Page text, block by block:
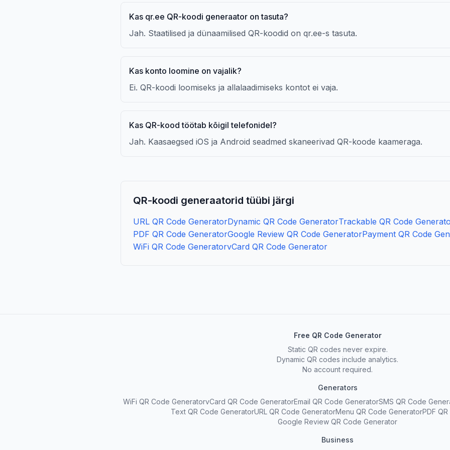
Kas qr.ee QR-koodi generaator on tasuta?
Jah. Staatilised ja dünaamilised QR-koodid on qr.ee-s tasuta.
Kas konto loomine on vajalik?
Ei. QR-koodi loomiseks ja allalaadimiseks kontot ei vaja.
Kas QR-kood töötab kõigil telefonidel?
Jah. Kaasaegsed iOS ja Android seadmed skaneerivad QR-koode kaameraga.
QR-koodi generaatorid tüübi järgi
URL QR Code GeneratorDynamic QR Code GeneratorTrackable QR Code
PDF QR Code GeneratorGoogle Review QR Code GeneratorPayment QR Code
WiFi QR Code GeneratorvCard QR Code Generator
Free QR Code Generator
Static QR codes never expire.
Dynamic QR codes include analytics.
No account required.
Generators
WiFi QR Code GeneratorvCard QR Code GeneratorEmail QR Code GeneratorSMS QR Code
Text QR Code GeneratorURL QR Code GeneratorMenu QR Code GeneratorPDF
Google Review QR Code Generator
Business